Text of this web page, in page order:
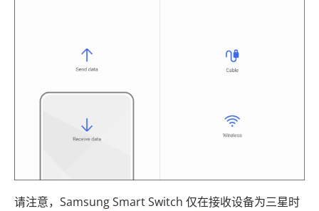
请注意，Samsung Smart Switch 仅在接收设备为三星时